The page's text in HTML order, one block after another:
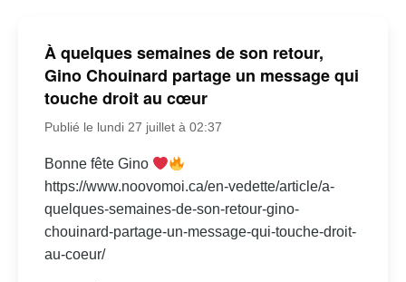
À quelques semaines de son retour,
Gino Chouinard partage un message qui
touche droit au cœur
Publié le lundi 27 juillet à 02:37
Bonne fête Gino
https://www.noovomoi.ca/en-vedette/article/a-
quelques-semaines-de-son-retour-gino-
chouinard-partage-un-message-qui-touche-droit-
au-coeur/